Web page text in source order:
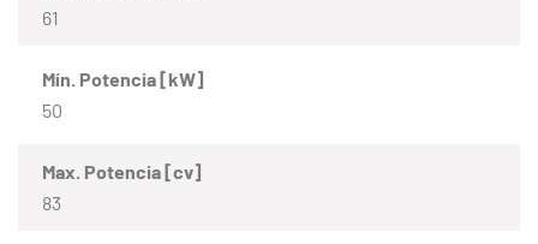
61
Mín. Potencia [kW]
50
Max. Potencia [cv]
83